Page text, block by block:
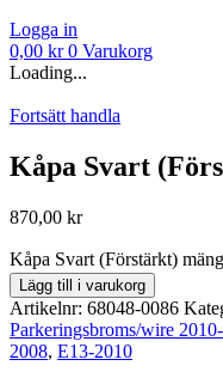
Logga in
0,00 kr 0 Varukorg
Loading...
Fortsätt handla
Kåpa Svart
870,00 kr
Kåpa Svart (Förstärkt)
Lägg till i varukorg
Artikelnr: 68048-0086
Parkeringsbroms/wire 2010-
2008, E13-2010